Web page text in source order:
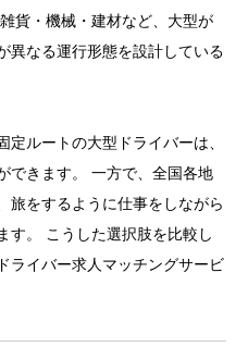
貨・機械・建材など、大型が
異なる運行形態を設計している
ルートの大型ドライバーは、
できます。 一方で、全国各地
旅をするように仕事をしながら
す。 こうした選択肢を比較し
ライバー求人マッチングサービ